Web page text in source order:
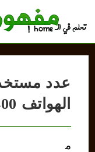
عدد
الهواتف 400 مليون شخص
م